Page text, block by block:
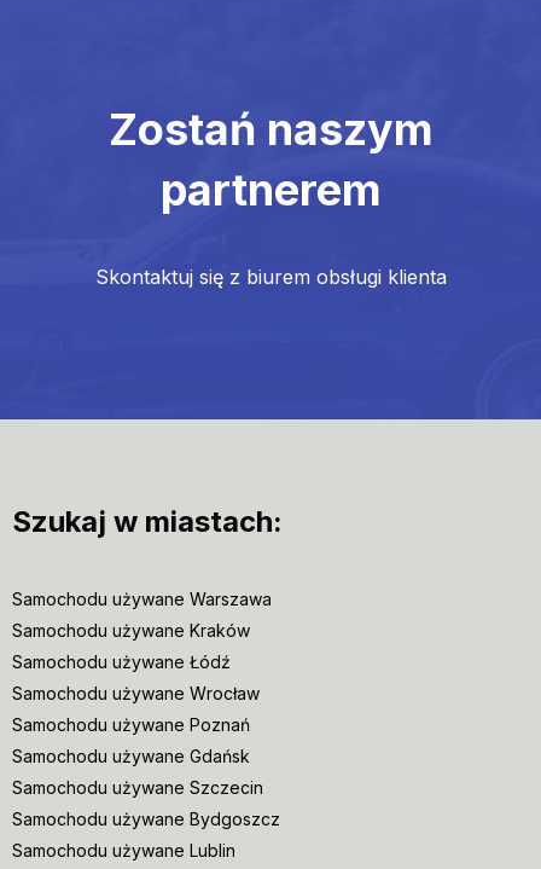
Zostań naszym
partnerem
Skontaktuj się z biurem obsługi klienta
Szukaj w miastach:
Samochodu używane Warszawa
Samochodu używane Kraków
Samochodu używane Łódź
Samochodu używane Wrocław
Samochodu używane Poznań
Samochodu używane Gdańsk
Samochodu używane Szczecin
Samochodu używane Bydgoszcz
Samochodu używane Lublin